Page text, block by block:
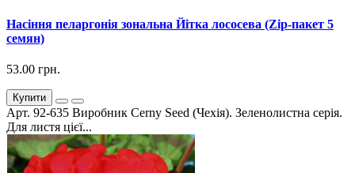
Насіння пеларгонія зональна Йітка лососева (Zip-пакет 5
семян)
53.00 грн.
Купити
Арт. 92-635 Виробник Cerny Seed (Чехія). Зеленолистна серія.
Для листя цієї...